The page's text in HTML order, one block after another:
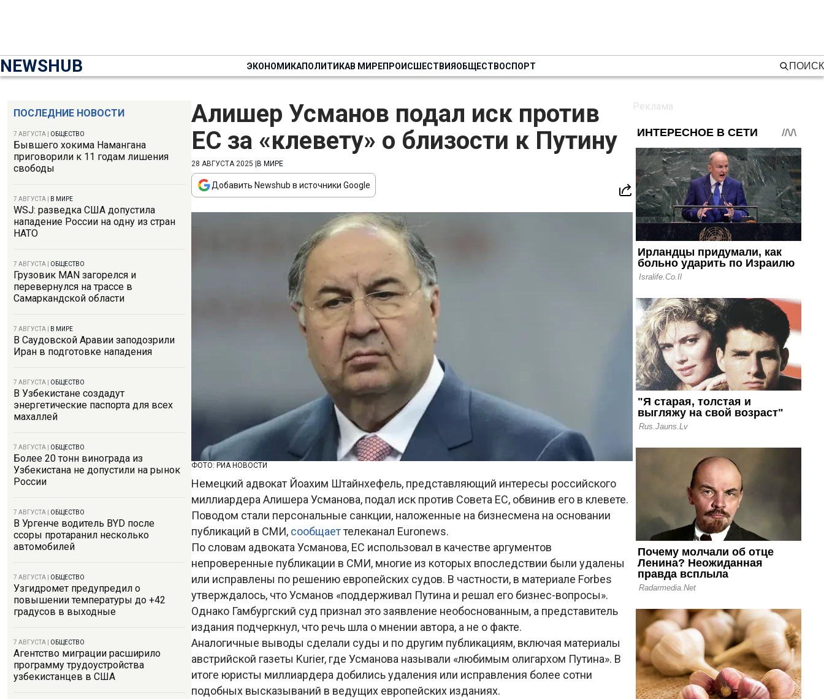
NEWSHUB ЭКОНОМИКАПОЛИТИКАВ МИРЕПРОИСШЕСТВИЯОБЩЕСТВОСПОРТ ПОИСК
ПОСЛЕДНИЕ НОВОСТИ
7 АВГУСТА ОБЩЕСТВО
Бывшего хокима Намангана
приговорили к 11 годам лишения
свободы
7 АВГУСТА В МИРЕ
WSJ: разведка США допустила
нападение России на одну из стран
НАТО
7 АВГУСТА ОБЩЕСТВО
Грузовик MAN загорелся и
перевернулся на трассе в
Самаркандской области
7 АВГУСТА В МИРЕ
В Саудовской Аравии заподозрили
Иран в подготовке нападения
7 АВГУСТА ОБЩЕСТВО
В Узбекистане создадут
энергетические паспорта для всех
махаллей
7 АВГУСТА ОБЩЕСТВО
Более 20 тонн винограда из
Узбекистана не допустили на рынок
России
7 АВГУСТА ОБЩЕСТВО
В Ургенче водитель BYD после
ссоры протаранил несколько
автомобилей
7 АВГУСТА ОБЩЕСТВО
Узгидромет предупредил о
повышении температуры до +42
градусов в выходные
7 АВГУСТА ОБЩЕСТВО
Агентство миграции расширило
программу трудоустройства
узбекистанцев в США
Алишер Усманов подал иск против
ЕС за «клевету» о близости к Путину
28 АВГУСТА 2025 В МИРЕ
Добавить Newshub в источники Google
ФОТО: РИА НОВОСТИ
Немецкий адвокат Йоахим Штайнхефель, представляющий интересы российского
миллиардера Алишера Усманова, подал иск против Совета ЕС, обвинив его в клевете.
Поводом стали персональные санкции, наложенные на бизнесмена на основании
публикаций в СМИ, сообщаеттелеканал Euronews.
По словам адвоката Усманова, ЕС использовал в качестве аргументов
непроверенные публикации в СМИ, многие из которых впоследствии были удалены
или исправлены по решению европейских судов. В частности, в материале Forbes
утверждалось, что Усманов «поддерживал Путина и решал его бизнес-вопросы».
Однако Гамбургский суд признал это заявление необоснованным, а представитель
издания подчеркнул, что речь шла о мнении автора, а не о факте.
Аналогичные выводы сделали суды и по другим публикациям, включая материалы
австрийской газеты Kurier, где Усманова называли «любимым олигархом Путина». В
итоге юристы миллиардера добились удаления или исправления более сотни
подобных высказываний в ведущих европейских изданиях.